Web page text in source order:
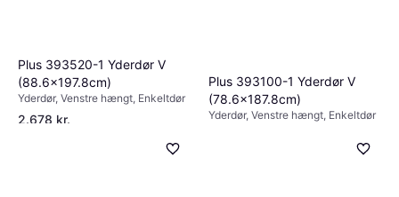
Plus 393520-1 Yderdør V
(88.6x197.8cm)
Yderdør, Venstre hængt, Enkeltdør
2.678 kr.
Plus 393100-1 Yderdør V
(78.6x187.8cm)
Yderdør, Venstre hængt, Enkeltdør